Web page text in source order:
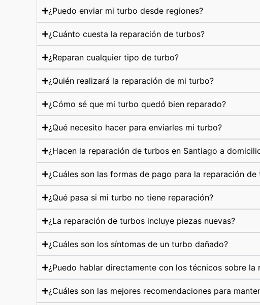
¿Puedo enviar mi turbo desde regiones?
¿Cuánto cuesta la reparación de turbos?
¿Reparan cualquier tipo de turbo?
¿Quién realizará la reparación de mi turbo?
¿Cómo sé que mi turbo quedó bien reparado?
¿Qué necesito hacer para enviarles mi turbo?
¿Hacen la reparación de turbos en Santiago a
¿Cuáles son las formas de pago para la reparación de
¿Qué pasa si mi turbo no tiene reparación?
¿La reparación de turbos incluye piezas nuevas?
¿Cuáles son los síntomas de un turbo dañado?
¿Puedo hablar directamente con los técnicos sobre la
¿Cuáles son las mejores recomendaciones para